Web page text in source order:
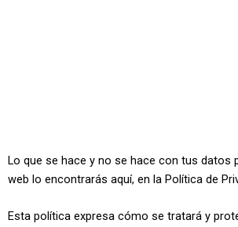
Lo que se hace y no se hace con tus datos
web lo encontrarás aquí, en la Política de
Esta política expresa cómo se tratará y